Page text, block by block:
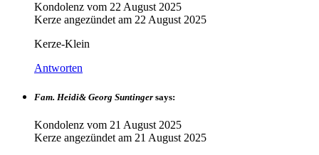
Kondolenz vom 22 August 2025
Kerze angezündet am 22 August 2025
Kerze-Klein
Antworten
Fam. Heidi& Georg Suntinger says:
Kondolenz vom 21 August 2025
Kerze angezündet am 21 August 2025